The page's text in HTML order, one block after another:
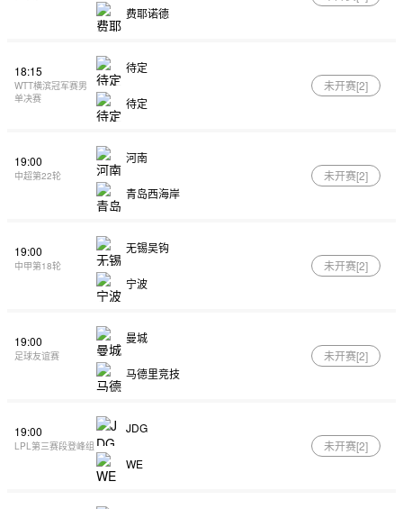
费耶诺德
18:15
WTT横滨冠军赛男
单决赛
待定
待定
未开赛[2]
19:00
中超第22轮
河南
青岛西海岸
未开赛[2]
19:00
中甲第18轮
无锡吴钩
宁波
未开赛[2]
19:00
足球友谊赛
曼城
马德里竞技
未开赛[2]
19:00
LPL第三赛段登峰组
JDG
WE
未开赛[2]